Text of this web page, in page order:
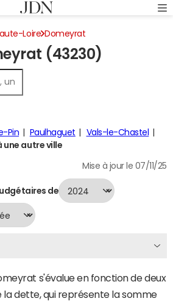
Loire Domeyrat
(43230)
Pin Paulhaguet
Vals-le-Chastel
une autre ville
Mise à jour le 07/11/25
de
s'évalue en fonction de deux
la dette, qui représente la somme